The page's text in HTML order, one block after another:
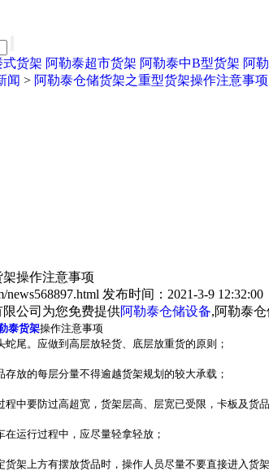
式货架 阿勒泰超市货架 阿勒泰中B型货架 阿
闻 > 阿勒泰仓储货架之重型货架操作注意事项
操作注意事项
news568897.html 发布时间：2021-3-9 12:32:00
公司为您免费提供阿勒泰仓储设备,阿勒泰
泰货架操作注意事项
蛇尾。应做到高层放轻货、底层放重货的原则；
放的每层分量不得逾越货架规划的较大承载；
中要防过高超宽，货架层高、层宽已受限，卡板及货
运行过程中，应尽量轻拿轻放；
架上方有摆放货品时，操作人员尽量不要直接进入货架